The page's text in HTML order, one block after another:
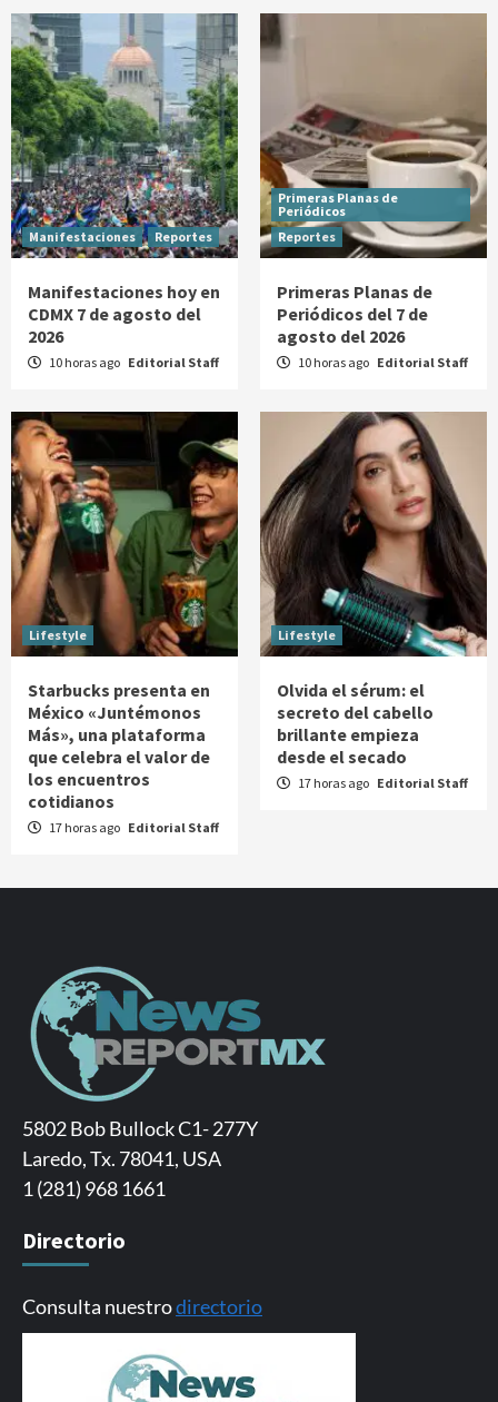
Manifestaciones Reportes
Manifestaciones hoy en
CDMX 7 de agosto del
2026
10 horas ago Editorial Staff
Primeras Planas de
Periódicos
Reportes
Primeras Planas de
Periódicos del 7 de
agosto del 2026
10 horas ago Editorial Staff
Lifestyle
Starbucks presenta en
México «Juntémonos
Más», una plataforma
que celebra el valor de
los encuentros
cotidianos
17 horas ago Editorial Staff
Lifestyle
Olvida el sérum: el
secreto del cabello
brillante empieza
desde el secado
17 horas ago Editorial Staff
5802 Bob Bullock C1- 277Y
Laredo, Tx. 78041, USA
1 (281) 968 1661
Directorio
Consulta nuestrodirectorio